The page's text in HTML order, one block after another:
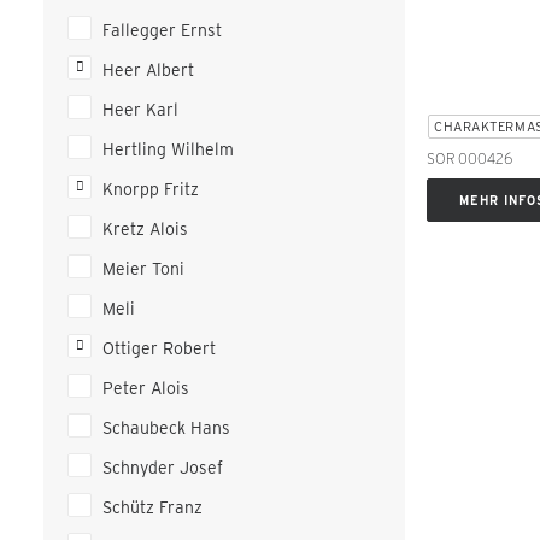
Fallegger Ernst
Heer Albert
Heer Karl
Hertling Wilhelm
Knorpp Fritz
Kretz Alois
Meier Toni
Meli
Ottiger Robert
Peter Alois
Schaubeck Hans
Schnyder Josef
Schütz Franz
SOR 000426
MEHR